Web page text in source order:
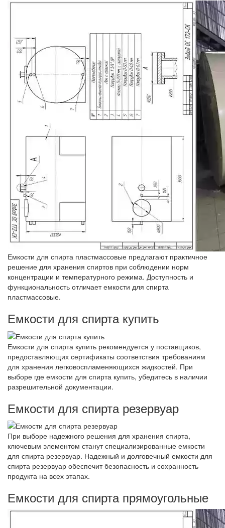
Емкости для спирта пластмассовые предлагают практичное
решение для хранения спиртов при соблюдении норм
концентрации и температурного режима. Доступность и
функциональность отличает емкости для спирта
пластмассовые.
Емкости для спирта купить
Емкости для спирта купить рекомендуется у поставщиков,
предоставляющих сертификаты соответствия требованиям
для хранения легковоспламеняющихся жидкостей. При
выборе где емкости для спирта купить, убедитесь в наличии
разрешительной документации.
Емкости для спирта резервуар
При выборе надежного решения для хранения спирта,
ключевым элементом станут специализированные емкости
для спирта резервуар. Надежный и долговечный емкости для
спирта резервуар обеспечит безопасность и сохранность
продукта на всех этапах.
Емкости для спирта прямоугольные